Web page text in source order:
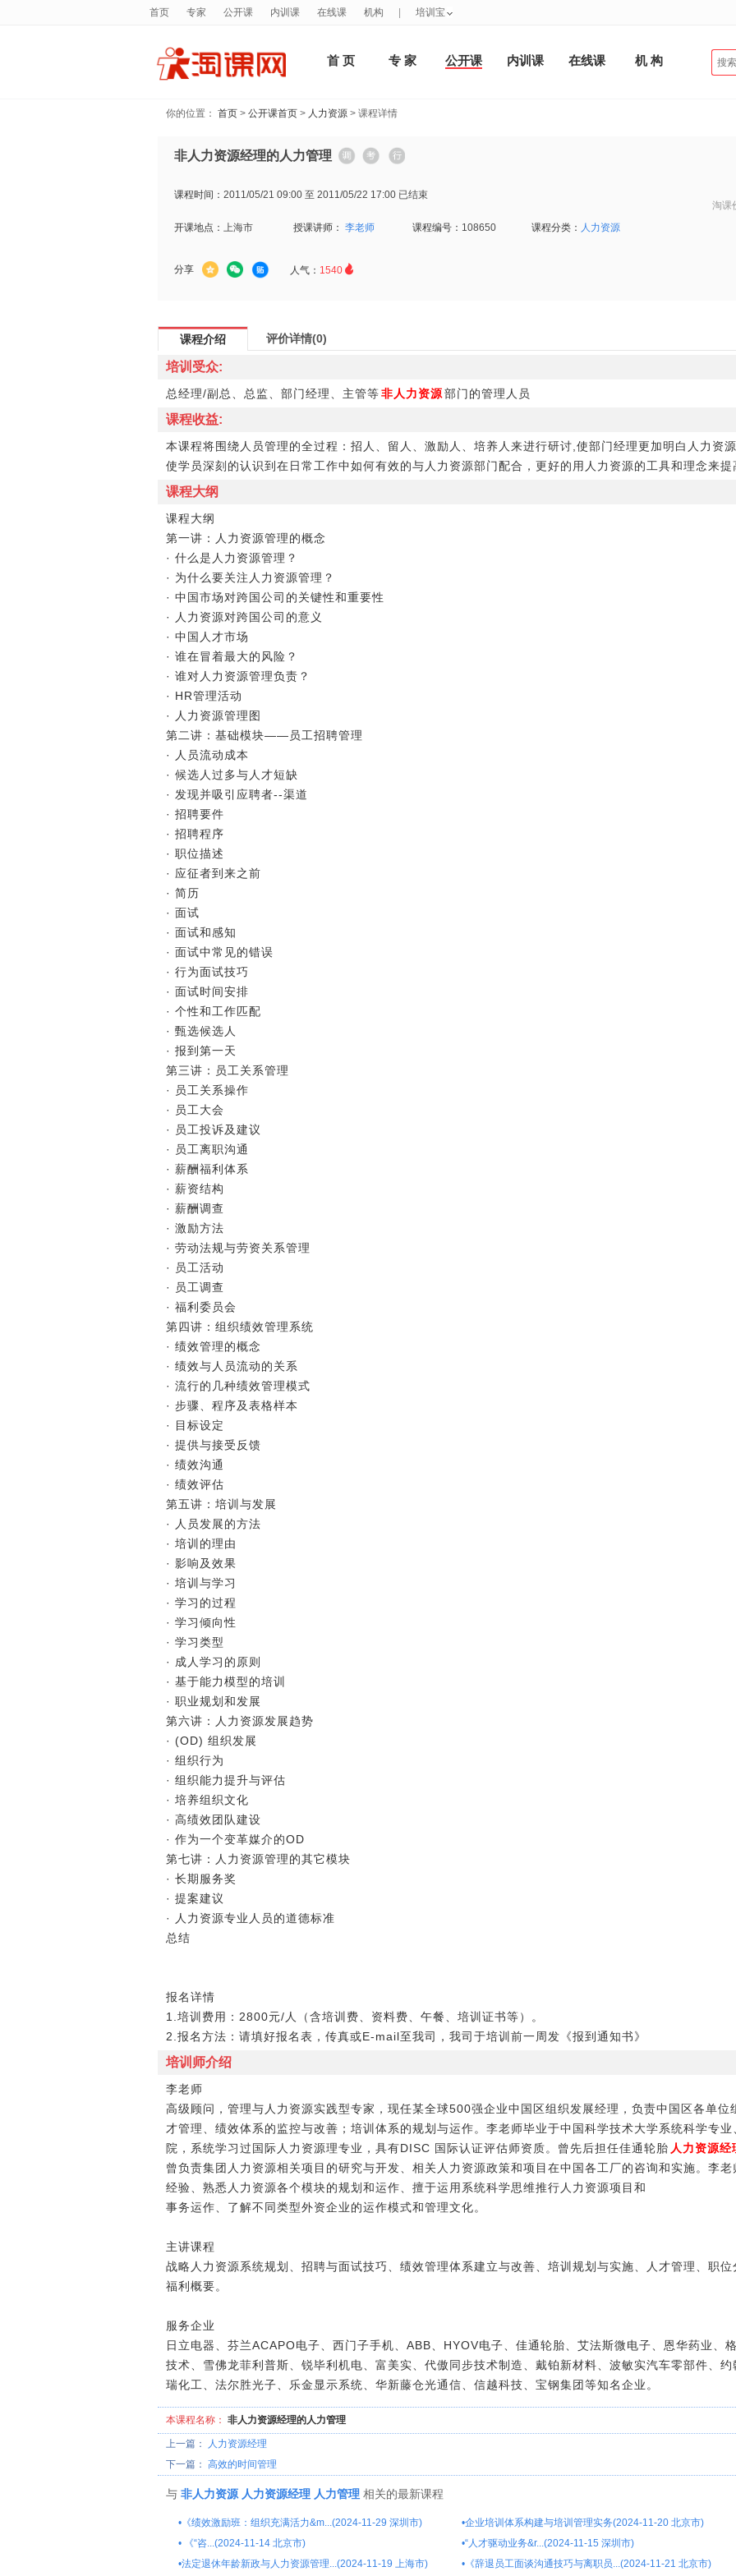
首 页 专 家 公开课 内训课 在线课 机 构
你的位置： 首页 > 公开课首页 > 人力资源 > 课程详情
非人力资源经理的人力管理
课程时间： 2011/05/21 09:00 至 2011/05/22 17:00 已结束
开课地点： 上海市 授课讲师： 李老师 课程编号： 108650 课程分类： 人力资源
淘课
分享 人气： 1540 
课程介绍 评价详情(0)
培训受众:
总经理/副总、总监、部门经理、主管等非人力资源部门的管理人员
课程收益:
本课程将围绕人员管理的全过程：招人、留人、激励人、培养人来进行研讨,使部门经理更加明白人力资
使学员深刻的认识到在日常工作中如何有效的与人力资源部门配合，更好的用人力资源的工具和理念来
课程大纲
课程大纲
第一讲：人力资源管理的概念
· 什么是人力资源管理？
· 为什么要关注人力资源管理？
· 中国市场对跨国公司的关键性和重要性
· 人力资源对跨国公司的意义
· 中国人才市场
· 谁在冒着最大的风险？
· 谁对人力资源管理负责？
· HR管理活动
· 人力资源管理图
第二讲：基础模块――员工招聘管理
· 人员流动成本
· 候选人过多与人才短缺
· 发现并吸引应聘者--渠道
· 招聘要件
· 招聘程序
· 职位描述
· 应征者到来之前
· 简历
· 面试
· 面试和感知
· 面试中常见的错误
· 行为面试技巧
· 面试时间安排
· 个性和工作匹配
· 甄选候选人
· 报到第一天
第三讲：员工关系管理
· 员工关系操作
· 员工大会
· 员工投诉及建议
· 员工离职沟通
· 薪酬福利体系
· 薪资结构
· 薪酬调查
· 激励方法
· 劳动法规与劳资关系管理
· 员工活动
· 员工调查
· 福利委员会
第四讲：组织绩效管理系统
· 绩效管理的概念
· 绩效与人员流动的关系
· 流行的几种绩效管理模式
· 步骤、程序及表格样本
· 目标设定
· 提供与接受反馈
· 绩效沟通
· 绩效评估
第五讲：培训与发展
· 人员发展的方法
· 培训的理由
· 影响及效果
· 培训与学习
· 学习的过程
· 学习倾向性
· 学习类型
· 成人学习的原则
· 基于能力模型的培训
· 职业规划和发展
第六讲：人力资源发展趋势
· (OD) 组织发展
· 组织行为
· 组织能力提升与评估
· 培养组织文化
· 高绩效团队建设
· 作为一个变革媒介的OD
第七讲：人力资源管理的其它模块
· 长期服务奖
· 提案建议
· 人力资源专业人员的道德标准
总结
报名详情
1.培训费用：2800元/人（含培训费、资料费、午餐、培训证书等）。
2.报名方法：请填好报名表，传真或E-mail至我司，我司于培训前一周发《报到通知书》
培训师介绍
李老师
高级顾问，管理与人力资源实践型专家，现任某全球500强企业中国区组织发展经理，负责中国区各单
才管理、绩效体系的监控与改善；培训体系的规划与运作。李老师毕业于中国科学技术大学系统科学专
院，系统学习过国际人力资源理专业，具有DISC 国际认证评估师资质。曾先后担任佳通轮胎 人力资源经
曾负责集团人力资源相关项目的研究与开发、相关人力资源政策和项目在中国各工厂的咨询和实施。李
经验、熟悉人力资源各个模块的规划和运作、擅于运用系统科学思维推行人力资源项目和
事务运作、了解不同类型外资企业的运作模式和管理文化。
主讲课程
战略人力资源系统规划、招聘与面试技巧、绩效管理体系建立与改善、培训规划与实施、人才管理、职
福利概要。
服务企业
日立电器、芬兰ACAPO电子、西门子手机、ABB、HYOV电子、佳通轮胎、艾法斯微电子、恩华药业、
技术、雪佛龙菲利普斯、锐毕利机电、富美实、代傲同步技术制造、戴铂新材料、波敏实汽车零部件、
瑞化工、法尔胜光子、乐金显示系统、华新藤仓光通信、信越科技、宝钢集团等知名企业。
本课程名称： 非人力资源经理的人力管理
上一篇：
人力资源经理
下一篇： 高效的时间管理
与 非人力资源 人力资源经理 人力管理 相关的最新课程
• 《绩效激励班：组织充满活力&m...(2024-11-29 深圳市) •企业培训体系构建与培训管理实务(2024-11-20 北京市)
• 《“咨...(2024-11-14 北京市) •“人才驱动业务&r...(2024-11-15 深圳市)
•法定退休年龄新政与人力资源管理...(2024-11-19 上海市) • 《辞退员工面谈沟通技巧与离职员...(2024-11-21 北京市)
首页 专家 公开课 内训课 在线课 机构 培训宝